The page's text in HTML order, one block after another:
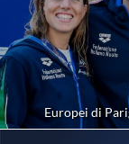
Europei di